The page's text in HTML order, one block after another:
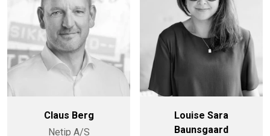
Claus Berg
Netip A/S
Louise Sara
Baunsgaard